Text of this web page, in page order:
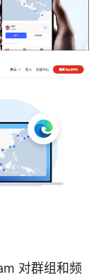
对群组和频